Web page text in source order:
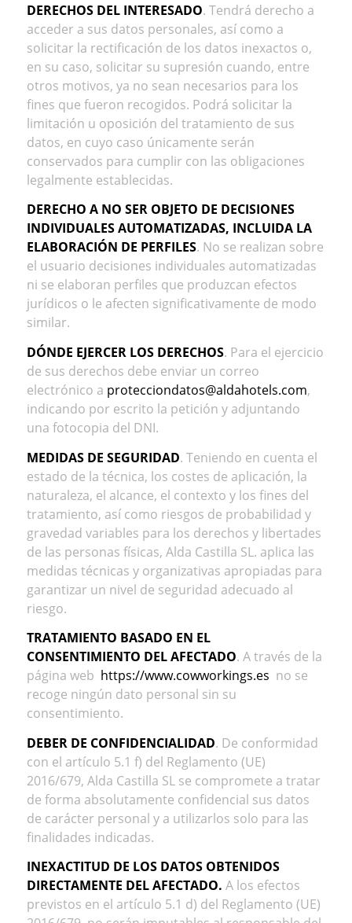
DERECHOS DEL INTERESADO. Tendrá derecho a
acceder a sus datos personales, así como a
solicitar la rectificación de los datos inexactos o,
en su caso, solicitar su supresión cuando, entre
otros motivos, ya no sean necesarios para los
fines que fueron recogidos. Podrá solicitar la
limitación u oposición del tratamiento de sus
datos, en cuyo caso únicamente serán
conservados para cumplir con las obligaciones
legalmente establecidas.
DERECHO A NO SER OBJETO DE DECISIONES
INDIVIDUALES AUTOMATIZADAS, INCLUIDA LA
ELABORACIÓN DE PERFILES. No se realizan sobre
el usuario decisiones individuales automatizadas
ni se elaboran perfiles que produzcan efectos
jurídicos o le afecten significativamente de modo
similar.
DÓNDE EJERCER LOS DERECHOS. Para el ejercicio
de sus derechos debe enviar un correo
electrónico a protecciondatos@aldahotels.com,
indicando por escrito la petición y adjuntando
una fotocopia del DNI.
MEDIDAS DE SEGURIDAD. Teniendo en cuenta el
estado de la técnica, los costes de aplicación, la
naturaleza, el alcance, el contexto y los fines del
tratamiento, así como riesgos de probabilidad y
gravedad variables para los derechos y libertades
de las personas físicas, Alda Castilla SL. aplica las
medidas técnicas y organizativas apropiadas para
garantizar un nivel de seguridad adecuado al
riesgo.
TRATAMIENTO BASADO EN EL
CONSENTIMIENTO DEL AFECTADO. A través de la
página web https://www.cowworkings.es no se
recoge ningún dato personal sin su
consentimiento.
DEBER DE CONFIDENCIALIDAD. De conformidad
con el artículo 5.1 f) del Reglamento (UE)
2016/679, Alda Castilla SL se compromete a tratar
de forma absolutamente confidencial sus datos
de carácter personal y a utilizarlos solo para las
finalidades indicadas.
INEXACTITUD DE LOS DATOS OBTENIDOS
DIRECTAMENTE DEL AFECTADO. A los efectos
previstos en el artículo 5.1 d) del Reglamento (UE)